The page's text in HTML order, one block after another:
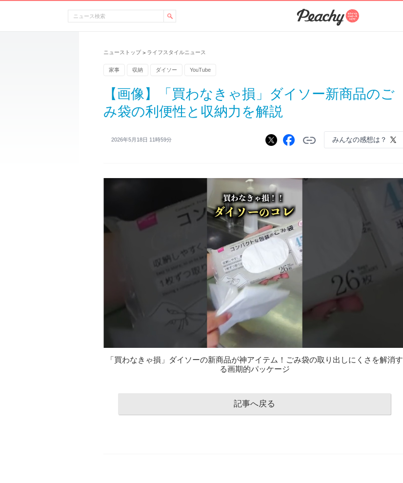
ニューストップ > ライフスタイルニュース
家事 収納 ダイソー YouTube
【画像】「買わなきゃ損」ダイソー新商品のご
み袋の利便性と収納力を解説
2026年5月18日 11時59分 みんなの感想は？
「買わなきゃ損」ダイソーの新商品が神アイテム！ごみ袋の取り出しにくさを解消す
る画期的パッケージ
記事へ戻る